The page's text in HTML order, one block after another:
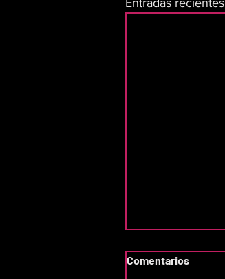
Entradas recientes
Comentarios